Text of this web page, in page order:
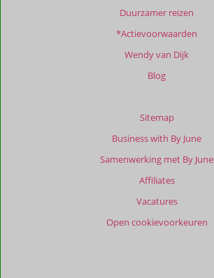
Duurzamer reizen
*Actievoorwaarden
Wendy van Dijk
Blog
Sitemap
Business with By June
Samenwerking met By June
Affiliates
Vacatures
Open cookievoorkeuren